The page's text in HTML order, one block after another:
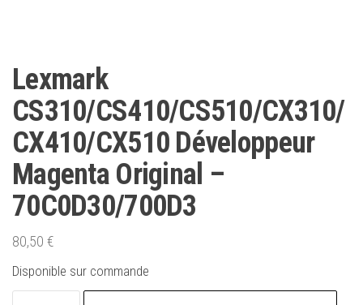
Lexmark
CS310/CS410/CS510/CX310/
CX410/CX510 Développeur
Magenta Original –
70C0D30/700D3
80,50 €
Disponible sur commande